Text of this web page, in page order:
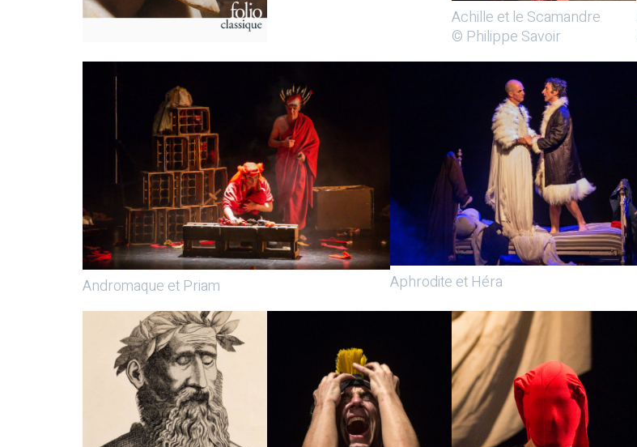
Achille et le Scamandre
© Philippe Savoir
Andromaque et Priam Aphrodite et Héra